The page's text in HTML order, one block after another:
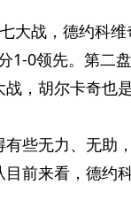
大战，德约科
1-0领先。第二
，胡尔卡奇也
些无力、无助
前来看，德约